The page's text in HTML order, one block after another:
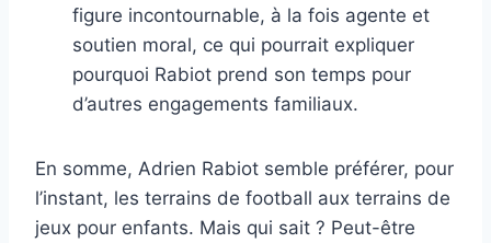
figure incontournable, à la fois agente et
soutien moral, ce qui pourrait expliquer
pourquoi Rabiot prend son temps pour
d’autres engagements familiaux.
En somme, Adrien Rabiot semble préférer, pour
l’instant, les terrains de football aux terrains de
jeux pour enfants. Mais qui sait ? Peut-être